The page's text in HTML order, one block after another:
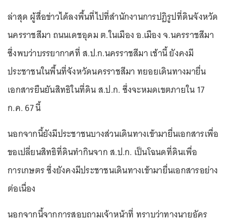
ล่าสุด ผู้สื่อข่าวได้ลงพื้นที่ไปที่สำนักงานการปฏิรูปที่ดินจังหวัด
นครราชสีมา ถนนเดชอุดม ต.ในเมือง อ.เมือง จ.นครราชสีมา
ซึ่งพบว่าบรรยากาศที่ ส.ป.ก.นครราชสีมา เช้านี้ ยังคงมี
ประชาชนในพื้นที่จังหวัดนครราชสีมา ทยอยเดินทางมายื่น
เอกสารยืนยันสิทธิในที่ดิน ส.ป.ก. ซึ่งจะหมดเขตภายใน 17
ก.ค. 67 นี้
นอกจากนี้ยังมีประชาชนบางส่วนเดินทางเข้ามายื่นเอกสารเพื่อ
ขอเปลี่ยนสิทธิที่ดินทำกินจาก ส.ป.ก. เป็นโฉนดที่ดินเพื่อ
การเกษตร ซึ่งยังคงมีประชาชนเดินทางเข้ามายื่นเอกสารอย่าง
ต่อเนื่อง
นอกจากนี้จากการสอบถามเจ้าหน้าที่ ทราบว่าทางนายอัคร